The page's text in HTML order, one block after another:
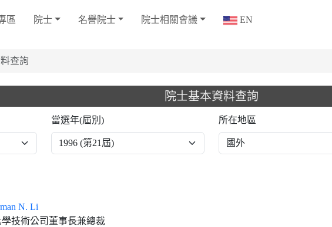
區 院士 名譽院士 院士相關會議 EN
查詢
院士基本資料查詢
當選年(屆別) 所在地區
N. Li
技術公司董事長兼總裁